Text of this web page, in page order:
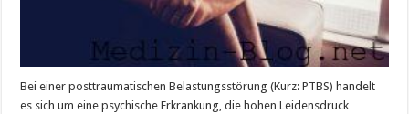
Bei einer posttraumatischen Belastungsstörung (Kurz: PTBS) handelt
es sich um eine psychische Erkrankung, die hohen Leidensdruck